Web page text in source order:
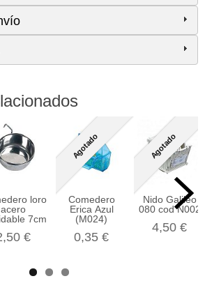
loro
acero
7cm
€
Agotado
Comedero
Erica Azul
(M024)
0,35 €
Agotado
Nido Galileo
080 cod N002
4,50 €